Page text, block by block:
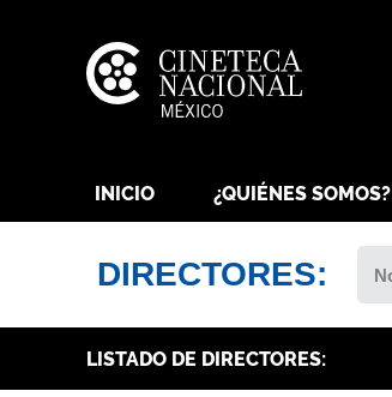
INICIO ¿QUIÉNES SOMOS?
DIRECTORES:
LISTADO DE DIRECTORES: